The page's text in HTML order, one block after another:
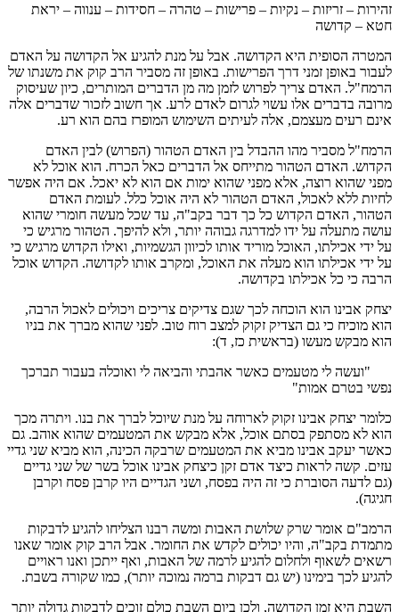
זהירות – זריזות – נקיות – פרישות – טהרה – חסידות – ענווה – יראת
חטא – קדושה
המטרה הסופית היא הקדושה. אבל על מנת להגיע אל הקדושה על האדם
לעבור באופן זמני דרך הפרישות. באופן זה מסביר הרב קוק את משנתו של
הרמח"ל. האדם צריך לפרוש לזמן מה מן הדברים המותרים, כיון שעיסוק
מרובה בדברים אלו עשוי לגרום לאדם לרע. אך חשוב לזכור שדברים אלה
אינם רעים מעצמם, אלה לעיתים השימוש המופרז בהם הוא רע.
הרמח"ל מסביר מהו ההבדל בין האדם הטהור (הפרוש) לבין האדם
הקדוש. האדם הטהור מתייחס אל הדברים כאל הכרח. הוא אוכל לא
מפני שהוא רוצה, אלא מפני שהוא ימות אם הוא לא יאכל. אם היה אפשר
לחיות ללא לאכול, האדם הטהור לא היה אוכל כלל. לעומת האדם
הטהור, האדם הקדוש כל כך דבר בקב"ה, עד שכל מעשה חומרי שהוא
עושה מתעלה על ידו למדרגה גבוהה יותר, ולא להיפך. הטהור מרגיש כי
על ידי אכילתו, האוכל מוריד אותו לכיוון הגשמיות, ואילו הקדוש מרגיש כי
על ידי אכילתו הוא מעלה את האוכל, ומקרב אותו לקדושה. הקדוש אוכל
הרבה כי כל אכילתו בקדושה.
יצחק אבינו הוא הוכחה לכך שגם צדיקים צריכים ויכולים לאכול הרבה,
הוא מוכיח כי גם הצדיק זקוק למצב רוח טוב. לפני שהוא מברך את בניו
הוא מבקש מעשו (בראשית כז, ד):
"ועשה לי מטעמים כאשר אהבתי והביאה לי ואוכלה בעבור תברכך
נפשי בטרם אמות"
כלומר יצחק אבינו זקוק לארוחה על מנת שיוכל לברך את בנו. ויתרה מכך
הוא לא מסתפק בסתם אוכל, אלא מבקש את המטעמים שהוא אוהב. גם
כאשר יעקב אבינו מביא את המטעמים שרבקה הכינה, הוא מביא שני גדיי
עזים. קשה לראות כיצד אדם זקן כיצחק אבינו אוכל בשר של שני גדיים
(גם לדעה הסוברת כי זה היה בפסח, ושני הגדיים היו קרבן פסח וקרבן
חגיגה).
הרמב"ם אומר שרק שלושת האבות ומשה רבנו הצליחו להגיע לדבקות
מתמדת בקב"ה, והיו יכולים לקדש את החומר. אבל הרב קוק אומר שאנו
רשאים לשאוף ולחלום להגיע לרמה של האבות, ואף ייתכן ואנו ראויים
להגיע לכך בימינו (יש גם דבקות ברמה נמוכה יותר), כמו שקורה בשבת.
השבת היא זמן הקדושה, ולכן ביום השבת כולם זוכים לדבקות גדולה יותר